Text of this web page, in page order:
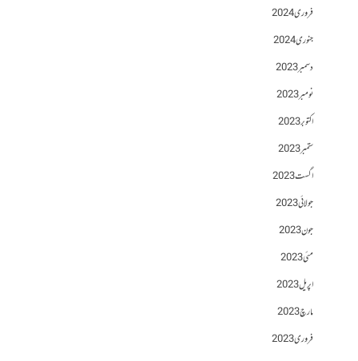
فروری 2024
جنوری 2024
دسمبر 2023
نومبر 2023
اکتوبر 2023
ستمبر 2023
اگست 2023
جولائی 2023
جون 2023
مئی 2023
اپریل 2023
مارچ 2023
فروری 2023